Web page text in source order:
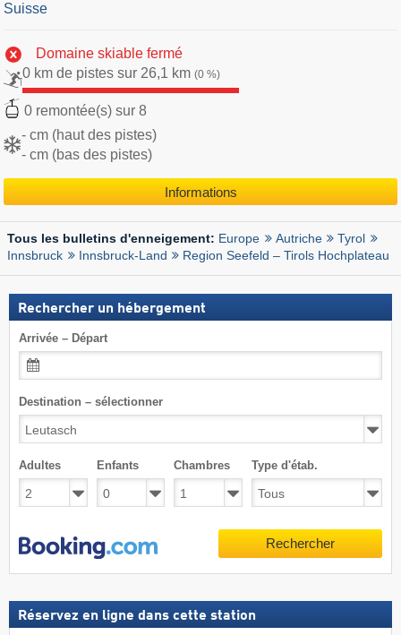
Suisse
Domaine skiable fermé
0 km de pistes sur 26,1 km (0 %)
0 remontée(s) sur 8
- cm (haut des pistes)
- cm (bas des pistes)
Informations
Tous les bulletins d'enneigement: Europe Autriche
Tyrol
Innsbruck
Innsbruck-Land Region Seefeld – Tirols Hochplateau
Rechercher un hébergement
Arrivée – Départ
Destination – sélectionner
Adultes Enfants Chambres Type d'étab.
Rechercher
Réservez en ligne dans cette station